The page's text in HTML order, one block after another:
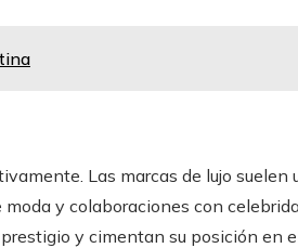
Las marcas de lujo suelen
y colaboraciones con
y cimentan su posición en